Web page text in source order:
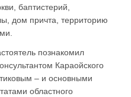
баптистерий,
дом причта, территорию
познакомил
Караойского
– и основными
областного